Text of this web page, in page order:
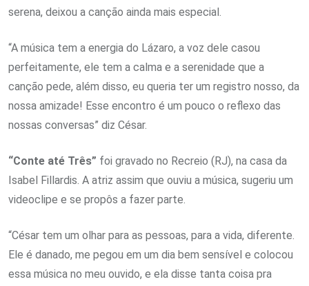
serena, deixou a canção ainda mais especial.
“A música tem a energia do Lázaro, a voz dele casou
perfeitamente, ele tem a calma e a serenidade que a
canção pede, além disso, eu queria ter um registro nosso, da
nossa amizade! Esse encontro é um pouco o reflexo das
nossas conversas” diz César.
“Conte até Três” foi gravado no Recreio (RJ), na casa da
Isabel Fillardis. A atriz assim que ouviu a música, sugeriu um
videoclipe e se propôs a fazer parte.
“César tem um olhar para as pessoas, para a vida, diferente.
Ele é danado, me pegou em um dia bem sensível e colocou
essa música no meu ouvido, e ela disse tanta coisa pra